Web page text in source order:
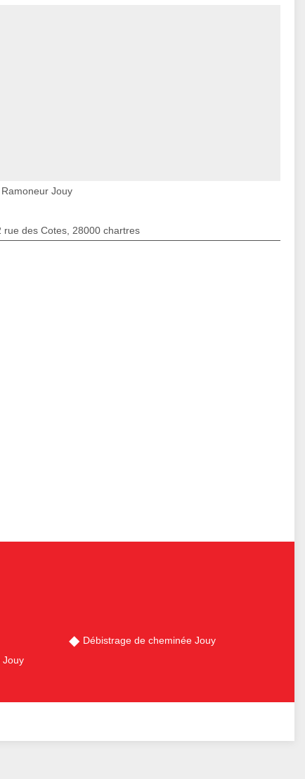
Ramoneur Jouy
rue des Cotes, 28000 chartres
Jouy
Débistrage de cheminée Jouy